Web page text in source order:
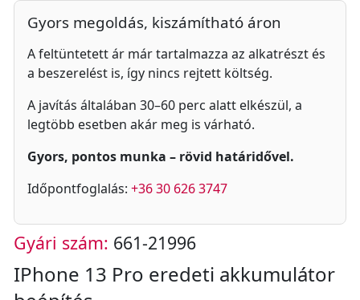
Gyors megoldás, kiszámítható áron
A feltüntetett ár már tartalmazza az alkatrészt és
a beszerelést is, így nincs rejtett költség.
A javítás általában 30–60 perc alatt elkészül, a
legtöbb esetben akár meg is várható.
Gyors, pontos munka – rövid határidővel.
Időpontfoglalás: +36 30 626 3747
Gyári szám: 661-21996
IPhone 13 Pro eredeti akkumulátor